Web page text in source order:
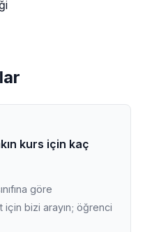
kurs için kaç
göre
bizi arayın; öğrenci